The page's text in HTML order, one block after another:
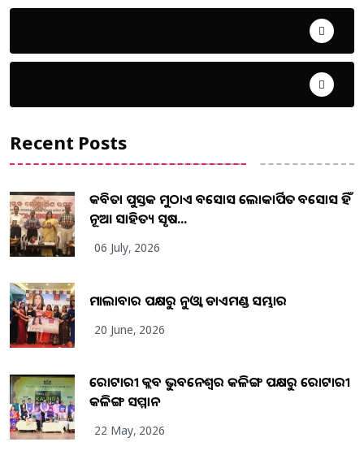
Recent Posts
କବିତା ପୁସ୍ତକ ମୁଠାଏ ଅବସୋସ ଲୋକାର୍ପିତ ଅବସୋସ ହିଁ
ନୂଆ ସାହିତ୍ୟ ସୃଷ...
06 July, 2026
ମାଲାବାର ପକ୍ଷରୁ ନୁଓ୍ବା ଡାଏମଣ୍ଡ ସମ୍ଭାର
20 June, 2026
ରୋଟାରୀ କ୍ଲବ ଭୁବନେଶ୍ୱର କଳିଙ୍ଗ ପକ୍ଷରୁ ରୋଟାରୀ
କଳିଙ୍ଗ ସମ୍ମାନ
22 May, 2026